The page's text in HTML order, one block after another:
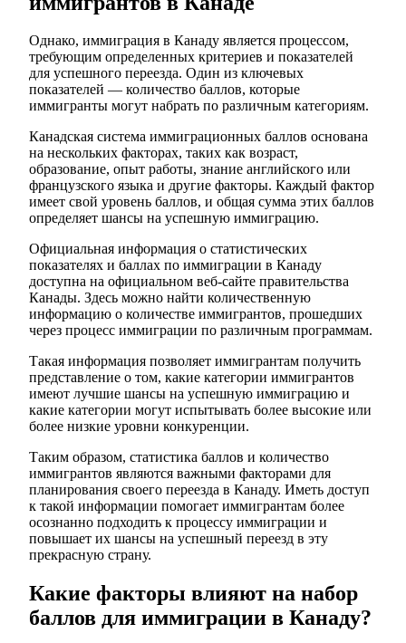
Однако, иммиграция в Канаду является процессом,
требующим определенных критериев и показателей
для успешного переезда. Один из ключевых
показателей — количество баллов, которые
иммигранты могут набрать по различным категориям.
Канадская система иммиграционных баллов основана
на нескольких факторах, таких как возраст,
образование, опыт работы, знание английского или
французского языка и другие факторы. Каждый фактор
имеет свой уровень баллов, и общая сумма этих баллов
определяет шансы на успешную иммиграцию.
Официальная информация о статистических
показателях и баллах по иммиграции в Канаду
доступна на официальном веб-сайте правительства
Канады. Здесь можно найти количественную
информацию о количестве иммигрантов, прошедших
через процесс иммиграции по различным программам.
Такая информация позволяет иммигрантам получить
представление о том, какие категории иммигрантов
имеют лучшие шансы на успешную иммиграцию и
какие категории могут испытывать более высокие или
более низкие уровни конкуренции.
Таким образом, статистика баллов и количество
иммигрантов являются важными факторами для
планирования своего переезда в Канаду. Иметь доступ
к такой информации помогает иммигрантам более
осознанно подходить к процессу иммиграции и
повышает их шансы на успешный переезд в эту
прекрасную страну.
Какие факторы влияют на набор
баллов для иммиграции в Канаду?